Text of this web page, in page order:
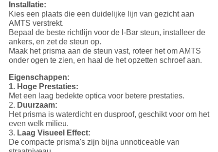
Installatie:
Kies een plaats die een duidelijke lijn van gezicht aan
AMTS verstrekt.
Bepaal de beste richtlijn voor de l-Bar steun, installeer de
ankers, en zet de steun op.
Maak het prisma aan de steun vast, roteer het om AMTS
onder ogen te zien, en haal de het opzetten schroef aan.
Eigenschappen:
1. Hoge Prestaties:
Met een laag bedekte optica voor betere prestaties.
2. Duurzaam:
Het prisma is waterdicht en dusproof, geschikt voor om het
even welk milieu.
3. Laag Visueel Effect:
De compacte prisma's zijn bijna unnoticeable van